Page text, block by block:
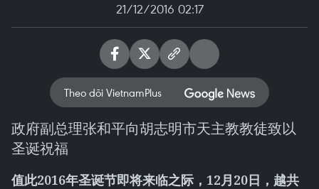
21/12/2016 02:17
Theo dõi VietnamPlus
政府副总理张和平向胡志明市天主教教徒致以
圣诞祝福
值此2016年圣诞节即将来临之际，12月20日，越共